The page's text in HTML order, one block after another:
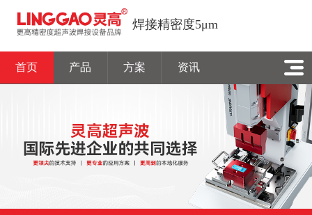
焊接精密度5μm
首页 产品 方案 资讯